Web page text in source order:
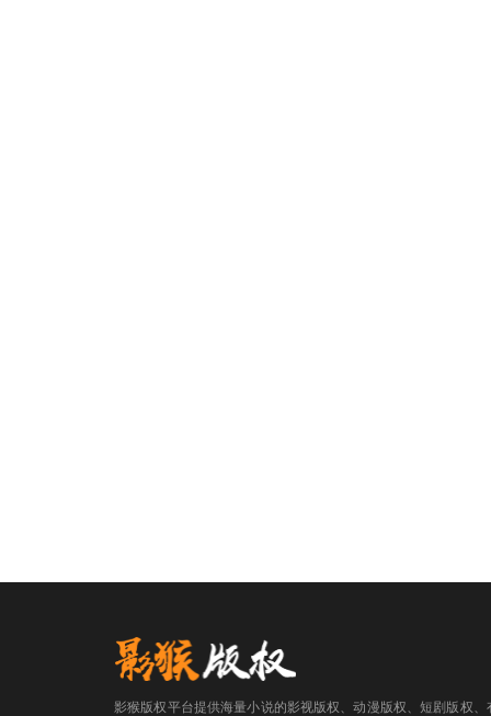
影猴版权平台提供海量小说的影视版权、动漫版权、短剧版权、